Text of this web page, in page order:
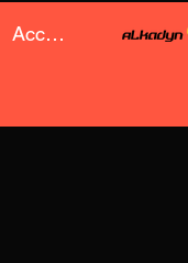
Accedi